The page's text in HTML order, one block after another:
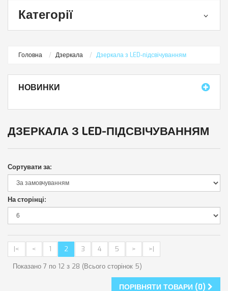
Категорії
Головна Дзеркала Дзеркала з LED-підсвічуванням
НОВИНКИ
ДЗЕРКАЛА З LED-ПІДСВІЧУВАННЯМ
Сортувати за:
На сторінці:
|< < 1 2 3 4 5 >
>|
Показано 7 по 12 з 28 (Всього сторінок 5)
ПОРІВНЯТИ ТОВАРИ (0)